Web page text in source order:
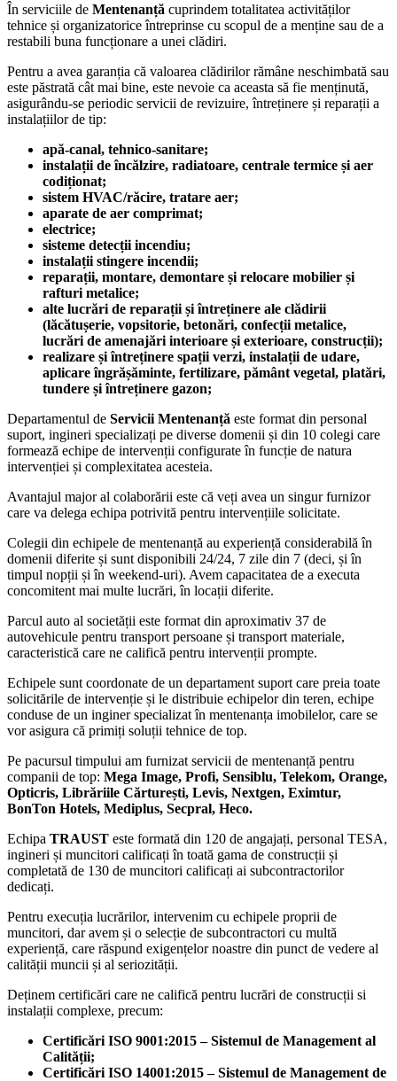
În serviciile de Mentenanță cuprindem totalitatea activităților
tehnice și organizatorice întreprinse cu scopul de a menține sau de a
restabili buna funcționare a unei clădiri.
Pentru a avea garanția că valoarea clădirilor rămâne neschimbată sau
este păstrată cât mai bine, este nevoie ca aceasta să fie menținută,
asigurându-se periodic servicii de revizuire, întreținere și reparații a
instalațiilor de tip:
apă-canal, tehnico-sanitare;
instalații de încălzire, radiatoare, centrale termice și aer
codiționat;
sistem HVAC/răcire, tratare aer;
aparate de aer comprimat;
electrice;
sisteme detecții incendiu;
instalații stingere incendii;
reparații, montare, demontare și relocare mobilier și
rafturi metalice;
alte lucrări de reparații și întreținere ale clădirii
(lăcătușerie, vopsitorie, betonări, confecții metalice,
lucrări de amenajări interioare și exterioare, construcții);
realizare și întreținere spații verzi, instalații de udare,
aplicare îngrășăminte, fertilizare, pământ vegetal, platări,
tundere și întreținere gazon;
Departamentul de Servicii Mentenanță este format din personal
suport, ingineri specializați pe diverse domenii și din 10 colegi care
formează echipe de intervenții configurate în funcție de natura
intervenției și complexitatea acesteia.
Avantajul major al colaborării este că veți avea un singur furnizor
care va delega echipa potrivită pentru intervențiile solicitate.
Colegii din echipele de mentenanță au experiență considerabilă în
domenii diferite și sunt disponibili 24/24, 7 zile din 7 (deci, și în
timpul nopții și în weekend-uri). Avem capacitatea de a executa
concomitent mai multe lucrări, în locații diferite.
Parcul auto al societății este format din aproximativ 37 de
autovehicule pentru transport persoane și transport materiale,
caracteristică care ne califică pentru intervenții prompte.
Echipele sunt coordonate de un departament suport care preia toate
solicitările de intervenție și le distribuie echipelor din teren, echipe
conduse de un inginer specializat în mentenanța imobilelor, care se
vor asigura că primiți soluții tehnice de top.
Pe pacursul timpului am furnizat servicii de mentenanță pentru
companii de top: Mega Image, Profi, Sensiblu, Telekom, Orange,
Opticris, Librăriile Cărturești, Levis, Nextgen, Eximtur,
BonTon Hotels, Mediplus, Secpral, Heco.
Echipa TRAUST este formată din 120 de angajați, personal TESA,
ingineri și muncitori calificați în toată gama de construcții și
completată de 130 de muncitori calificați ai subcontractorilor
dedicați.
Pentru execuția lucrărilor, intervenim cu echipele proprii de
muncitori, dar avem și o selecție de subcontractori cu multă
experiență, care răspund exigențelor noastre din punct de vedere al
calității muncii și al seriozității.
Deținem certificări care ne califică pentru lucrări de construcții si
instalații complexe, precum:
Certificări ISO 9001:2015 – Sistemul de Management al
Calității;
Certificări ISO 14001:2015 – Sistemul de Management de